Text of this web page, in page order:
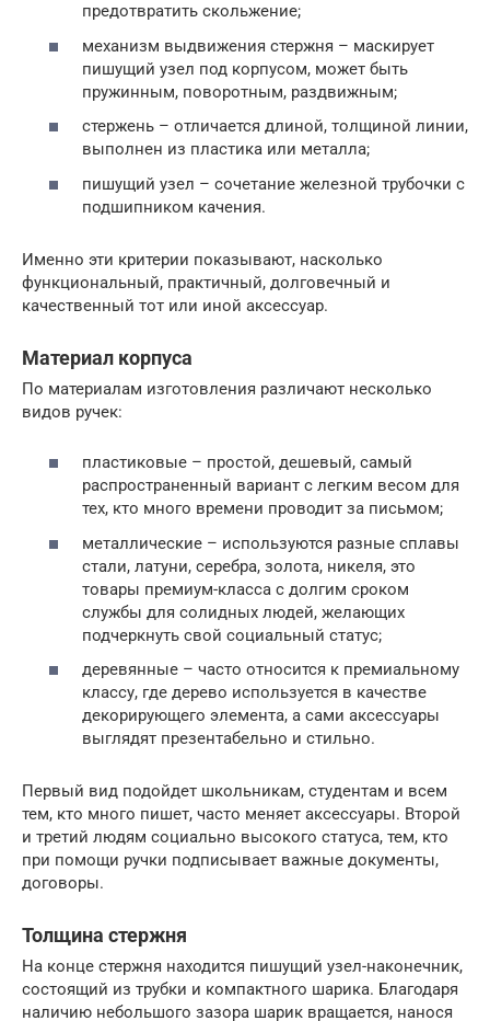
предотвратить скольжение;
механизм выдвижения стержня – маскирует
пишущий узел под корпусом, может быть
пружинным, поворотным, раздвижным;
стержень – отличается длиной, толщиной линии,
выполнен из пластика или металла;
пишущий узел – сочетание железной трубочки с
подшипником качения.
Именно эти критерии показывают, насколько
функциональный, практичный, долговечный и
качественный тот или иной аксессуар.
Материал корпуса
По материалам изготовления различают несколько
видов ручек:
пластиковые – простой, дешевый, самый
распространенный вариант с легким весом для
тех, кто много времени проводит за письмом;
металлические – используются разные сплавы
стали, латуни, серебра, золота, никеля, это
товары премиум-класса с долгим сроком
службы для солидных людей, желающих
подчеркнуть свой социальный статус;
деревянные – часто относится к премиальному
классу, где дерево используется в качестве
декорирующего элемента, а сами аксессуары
выглядят презентабельно и стильно.
Первый вид подойдет школьникам, студентам и всем
тем, кто много пишет, часто меняет аксессуары. Второй
и третий людям социально высокого статуса, тем, кто
при помощи ручки подписывает важные документы,
договоры.
Толщина стержня
На конце стержня находится пишущий узел-наконечник,
состоящий из трубки и компактного шарика. Благодаря
наличию небольшого зазора шарик вращается, нанося